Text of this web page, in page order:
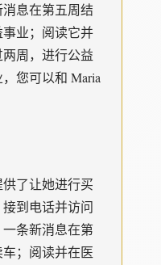
息在第五周结
业；阅读它并
周，进行公益
您可以和 Maria
了让她进行买
到电话并访问
条新消息在第
；阅读并在医